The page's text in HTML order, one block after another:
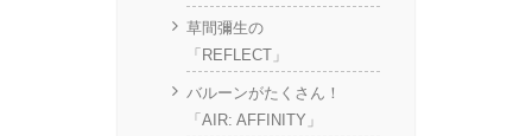
草間彌生の
「REFLECT」
バルーンがたくさん！
「AIR: AFFINITY」